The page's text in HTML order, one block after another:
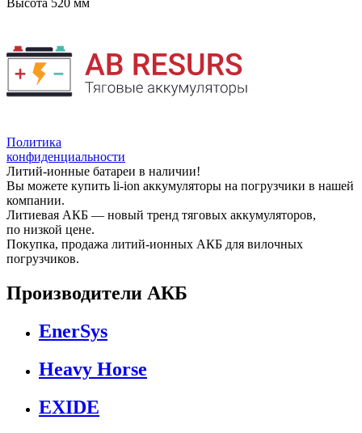
Высота 520 мм
Политика
конфиденциальности
Литий-ионные батареи в наличии!
Вы можете купить li-ion аккумуляторы на погрузчики в нашей
компании.
Литиевая АКБ — новый тренд тяговых аккумуляторов,
по низкой цене.
Покупка, продажа литий-ионных АКБ для вилочных
погрузчиков.
Производители АКБ
EnerSys
Heavy Horse
EXIDE